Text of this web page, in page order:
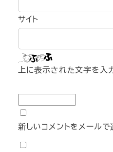
サイト
上に表示された文字を入
新しいコメントをメールで